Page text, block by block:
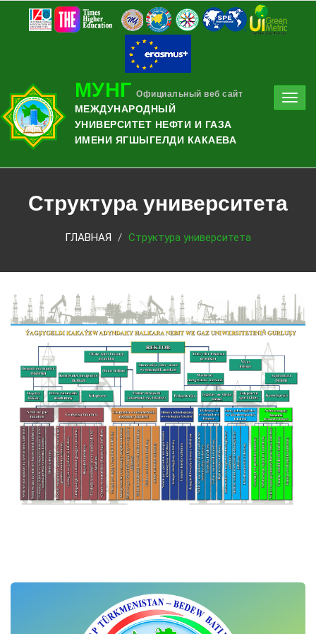
МУНГ Официальный веб сайт
МЕЖДУНАРОДНЫЙ
УНИВЕРСИТЕТ НЕФТИ И ГАЗА
ИМЕНИ ЯГШЫГЕЛДИ КАКАЕВА
Структура университета
ГЛАВНАЯ Структура университета